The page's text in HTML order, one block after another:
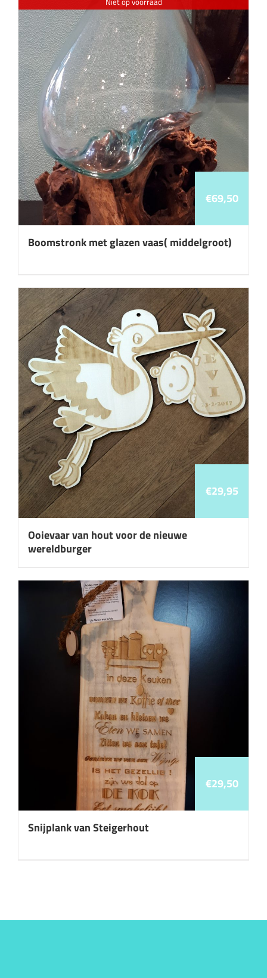
Boomstronk met glazen vaas( middelgroot)
€69,50
Ooievaar van hout voor de nieuwe
wereldburger
€29,95
Snijplank van Steigerhout
€29,50